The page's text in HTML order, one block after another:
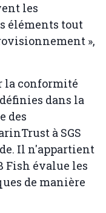
les
éléments tout
»,
la conformité
dans la
des
à SGS
Il n'appartient
Fish évalue les
de manière